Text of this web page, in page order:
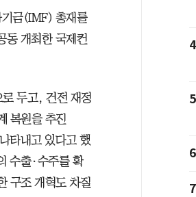
기금(IMF) 총재를
동 개최한 국제컨
로 두고, 건전 재정
복원을 추진
타내고 있다고 했
수출·수주를 확
구조 개혁도 차질
4
5
6
7